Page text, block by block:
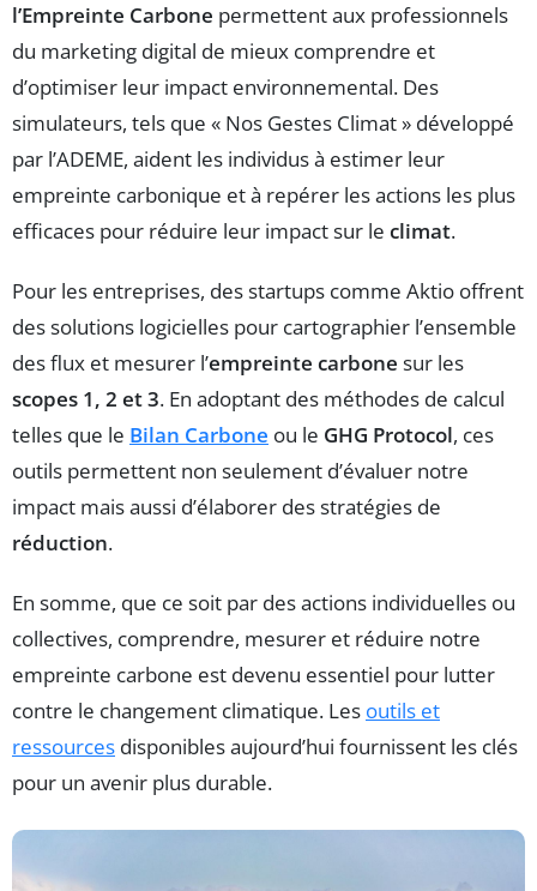
l’Empreinte Carbone permettent aux professionnels
du marketing digital de mieux comprendre et
d’optimiser leur impact environnemental. Des
simulateurs, tels que « Nos Gestes Climat » développé
par l’ADEME, aident les individus à estimer leur
empreinte carbonique et à repérer les actions les plus
efficaces pour réduire leur impact sur le climat.
Pour les entreprises, des startups comme Aktio offrent
des solutions logicielles pour cartographier l’ensemble
des flux et mesurer l’empreinte carbone sur les
scopes 1, 2 et 3. En adoptant des méthodes de calcul
telles que le Bilan Carbone ou le GHG Protocol, ces
outils permettent non seulement d’évaluer notre
impact mais aussi d’élaborer des stratégies de
réduction.
En somme, que ce soit par des actions individuelles ou
collectives, comprendre, mesurer et réduire notre
empreinte carbone est devenu essentiel pour lutter
contre le changement climatique. Les outils et
ressources disponibles aujourd’hui fournissent les clés
pour un avenir plus durable.